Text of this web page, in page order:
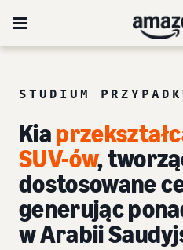
STUDIUM
Kia
SUV-ów,
dostosowane
generując
w Arabii